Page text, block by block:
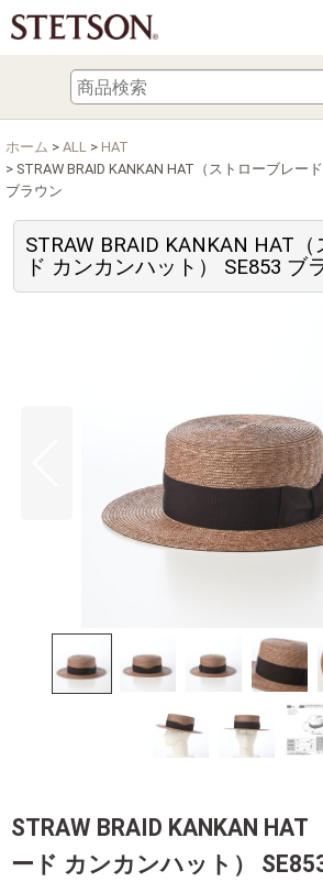
ホーム > ALL > HAT
> STRAW BRAID KANKAN HAT（ストローブレー
ブラウン
STRAW BRAID KANKAN HAT
ド カンカンハット） SE853 ブ
STRAW BRAID KANKAN
ード カンカンハット）